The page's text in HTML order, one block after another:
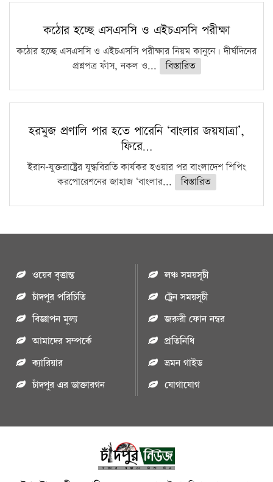
কঠোর হচ্ছে এসএসসি ও এইচএসসি পরীক্ষা
কঠোর হচ্ছে এসএসসি ও এইচএসসি পরীক্ষার নিয়ম কানুনে। দীর্ঘদিনের
প্রশ্নপত্র ফাঁস, নকল ও...
বিস্তারিত
হরমুজ প্রণালি পার হতে পারেনি ‘বাংলার জয়যাত্রা’,
ফিরে…
ইরান-যুক্তরাষ্ট্রের যুদ্ধবিরতি কার্যকর হওয়ার পর বাংলাদেশ শিপিং
করপোরেশনের জাহাজ ‘বাংলার...
বিস্তারিত
ওয়েব বৃত্তান্ত
চাঁদপুর পরিচিতি
বিজ্ঞাপন মুল্য
আমাদের সম্পর্কে
ক্যারিয়ার
চাঁদপুর এর ডাক্তারগন
লঞ্চ সময়সূচী
ট্রেন সময়সূচী
জরুরী ফোন নম্বর
প্রতিনিধি
ভ্রমন গাইড
যোগাযোগ